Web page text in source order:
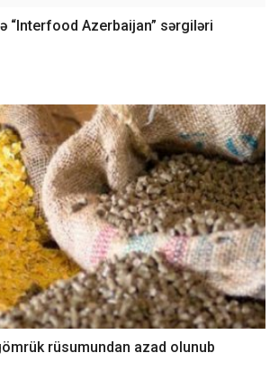
“Interfood Azerbaijan” sərgiləri
rüsumundan azad olunub